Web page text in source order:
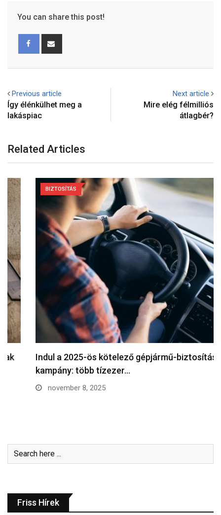
You can share this post!
Previous article
Így élénkülhet meg a
lakáspiac
Next article
Mire elég félmilliós
átlagbér?
Related Articles
BIZTOSÍTÁS
Indul a 2025-ös kötelező gépjármű-biztosítási
kampány: több tízezer…
november 8, 2025
Friss Hírek